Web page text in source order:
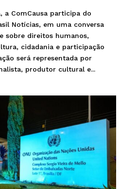
a ComCausa participa do
Notícias, em uma conversa
sobre direitos humanos,
cidadania e participação
será representada por
produtor cultural e...